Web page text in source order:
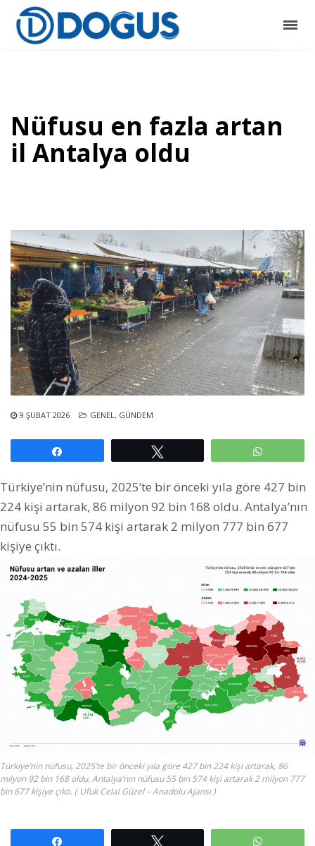
Nüfusu en fazla artan
il Antalya oldu
9 ŞUBAT 2026 GENEL, GÜNDEM
Türkiye’nin nüfusu, 2025’te bir önceki yıla göre 427 bin
224 kişi artarak, 86 milyon 92 bin 168 oldu. Antalya’nın
nüfusu 55 bin 574 kişi artarak 2 milyon 777 bin 677
kişiye çıktı.
Türkiye’nin nüfusu, 2025’te bir önceki yıla göre 427 bin 224 kişi artarak, 86
milyon 92 bin 168 oldu. Antalya’nın nüfusu 55 bin 574 kişi artarak 2 milyon 777
bin 677 kişiye çıktı. ( Ufuk Celal Güzel – Anadolu Ajansı )